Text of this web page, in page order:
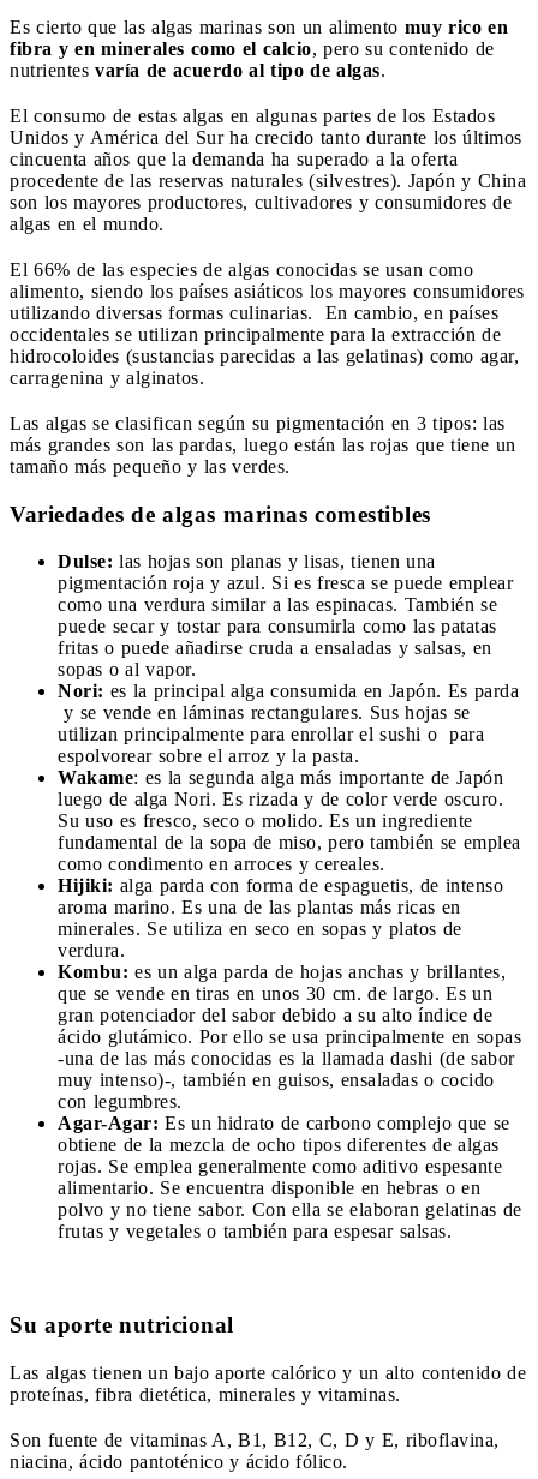
Es cierto que las algas marinas son un alimento muy rico en
fibra y en minerales como el calcio, pero su contenido de
nutrientes varía de acuerdo al tipo de algas.
El consumo de estas algas en algunas partes de los Estados
Unidos y América del Sur ha crecido tanto durante los últimos
cincuenta años que la demanda ha superado a la oferta
procedente de las reservas naturales (silvestres). Japón y China
son los mayores productores, cultivadores y consumidores de
algas en el mundo.
El 66% de las especies de algas conocidas se usan como
alimento, siendo los países asiáticos los mayores consumidores
utilizando diversas formas culinarias. En cambio, en países
occidentales se utilizan principalmente para la extracción de
hidrocoloides (sustancias parecidas a las gelatinas) como agar,
carragenina y alginatos.
Las algas se clasifican según su pigmentación en 3 tipos: las
más grandes son las pardas, luego están las rojas que tiene un
tamaño más pequeño y las verdes.
Variedades de algas marinas comestibles
Dulse: las hojas son planas y lisas, tienen una
pigmentación roja y azul. Si es fresca se puede emplear
como una verdura similar a las espinacas. También se
puede secar y tostar para consumirla como las patatas
fritas o puede añadirse cruda a ensaladas y salsas, en
sopas o al vapor.
Nori: es la principal alga consumida en Japón. Es parda
y se vende en láminas rectangulares. Sus hojas se
utilizan principalmente para enrollar el sushi o para
espolvorear sobre el arroz y la pasta.
Wakame: es la segunda alga más importante de Japón
luego de alga Nori. Es rizada y de color verde oscuro.
Su uso es fresco, seco o molido. Es un ingrediente
fundamental de la sopa de miso, pero también se emplea
como condimento en arroces y cereales.
Hijiki: alga parda con forma de espaguetis, de intenso
aroma marino. Es una de las plantas más ricas en
minerales. Se utiliza en seco en sopas y platos de
verdura.
Kombu: es un alga parda de hojas anchas y brillantes,
que se vende en tiras en unos 30 cm. de largo. Es un
gran potenciador del sabor debido a su alto índice de
ácido glutámico. Por ello se usa principalmente en sopas
-una de las más conocidas es la llamada dashi (de sabor
muy intenso)-, también en guisos, ensaladas o cocido
con legumbres.
Agar-Agar: Es un hidrato de carbono complejo que se
obtiene de la mezcla de ocho tipos diferentes de algas
rojas. Se emplea generalmente como aditivo espesante
alimentario. Se encuentra disponible en hebras o en
polvo y no tiene sabor. Con ella se elaboran gelatinas de
frutas y vegetales o también para espesar salsas.
Su aporte nutricional
Las algas tienen un bajo aporte calórico y un alto contenido de
proteínas, fibra dietética, minerales y vitaminas.
Son fuente de vitaminas A, B1, B12, C, D y E, riboflavina,
niacina, ácido pantoténico y ácido fólico.